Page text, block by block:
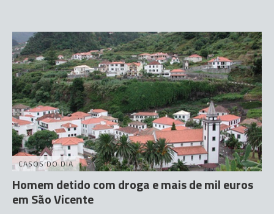
CASOS DO DIA
Homem detido com droga e mais de mil euros
em São Vicente